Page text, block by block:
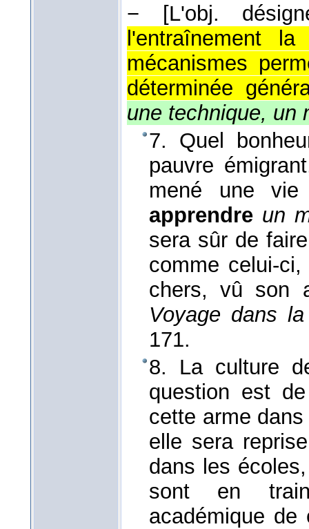
− [L'obj.
l'entraînement
mécanismes
déterminée
une technique, un
7. Quel
pauvre
mené une vie
apprendre un
sera sûr de
comme celui-
chers, vû son
Voyage dans
171.
8. La culture
question est
cette arme
elle sera
dans les
sont en
académique